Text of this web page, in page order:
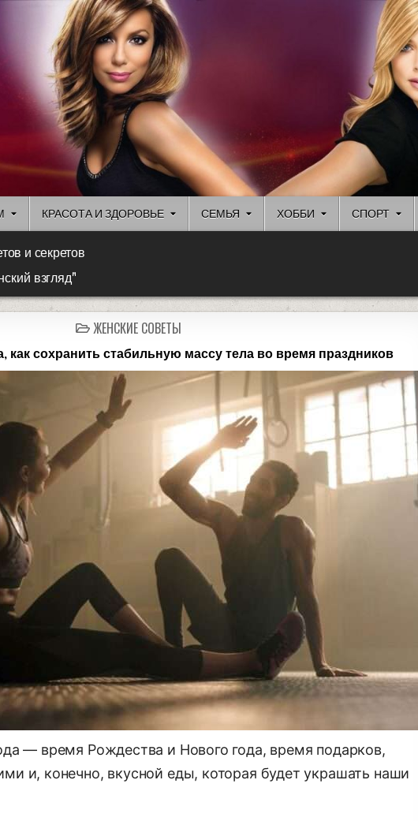
КРАСОТА И ЗДОРОВЬЕ СЕМЬЯ ХОББИ СПОРТ
и секретов
взгляд"
ЖЕНСКИЕ СОВЕТЫ
как сохранить стабильную массу тела во время праздников
— время Рождества и Нового года, время подарков,
и, конечно, вкусной еды, которая будет украшать наши